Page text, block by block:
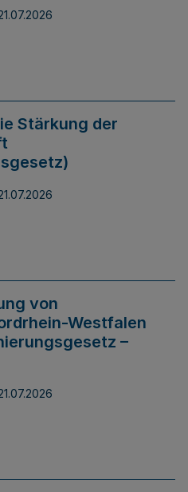
Stärkung der
von
Westfalen
–